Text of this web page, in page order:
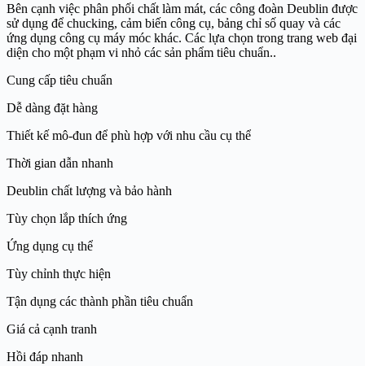
Bên cạnh việc phân phối chất làm mát, các công đoàn Deublin được
sử dụng để chucking, cảm biến công cụ, bảng chỉ số quay và các
ứng dụng công cụ máy móc khác. Các lựa chọn trong trang web đại
diện cho một phạm vi nhỏ các sản phẩm tiêu chuẩn..
Cung cấp tiêu chuẩn
Dễ dàng đặt hàng
Thiết kế mô-đun để phù hợp với nhu cầu cụ thể
Thời gian dẫn nhanh
Deublin chất lượng và bảo hành
Tùy chọn lắp thích ứng
Ứng dụng cụ thể
Tùy chỉnh thực hiện
Tận dụng các thành phần tiêu chuẩn
Giá cả cạnh tranh
Hồi đáp nhanh